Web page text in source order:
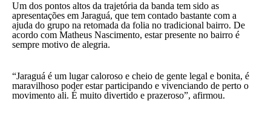
Um dos pontos altos da trajetória da banda tem sido as
apresentações em Jaraguá, que tem contado bastante com a
ajuda do grupo na retomada da folia no tradicional bairro. De
acordo com Matheus Nascimento, estar presente no bairro é
sempre motivo de alegria.
“Jaraguá é um lugar caloroso e cheio de gente legal e bonita, é
maravilhoso poder estar participando e vivenciando de perto o
movimento ali. É muito divertido e prazeroso”, afirmou.